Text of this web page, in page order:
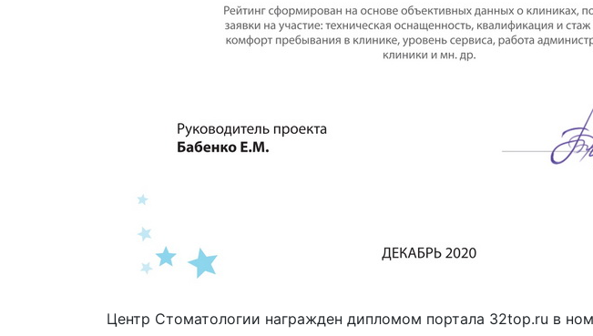
Центр Стоматологии награжден дипломом портала 32top.ru в